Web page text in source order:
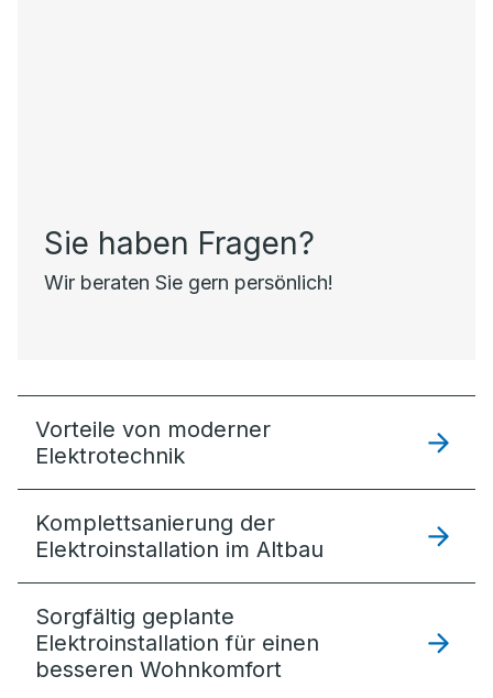
Sie haben Fragen?
Wir beraten Sie gern persönlich!
Vorteile von moderner
Elektrotechnik
Komplettsanierung der
Elektroinstallation im Altbau
Sorgfältig geplante
Elektro­installation für einen
besseren Wohnkomfort